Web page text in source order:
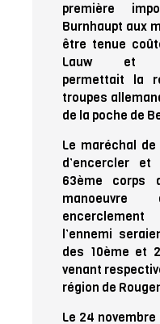
première
Burnhaupt aux
être tenue
Lauw et
permettait la
troupes
de la poche de
Le maréchal
d’encercler
63ème corps
l’ennemi
des 10ème et
venant
région de
Le 24